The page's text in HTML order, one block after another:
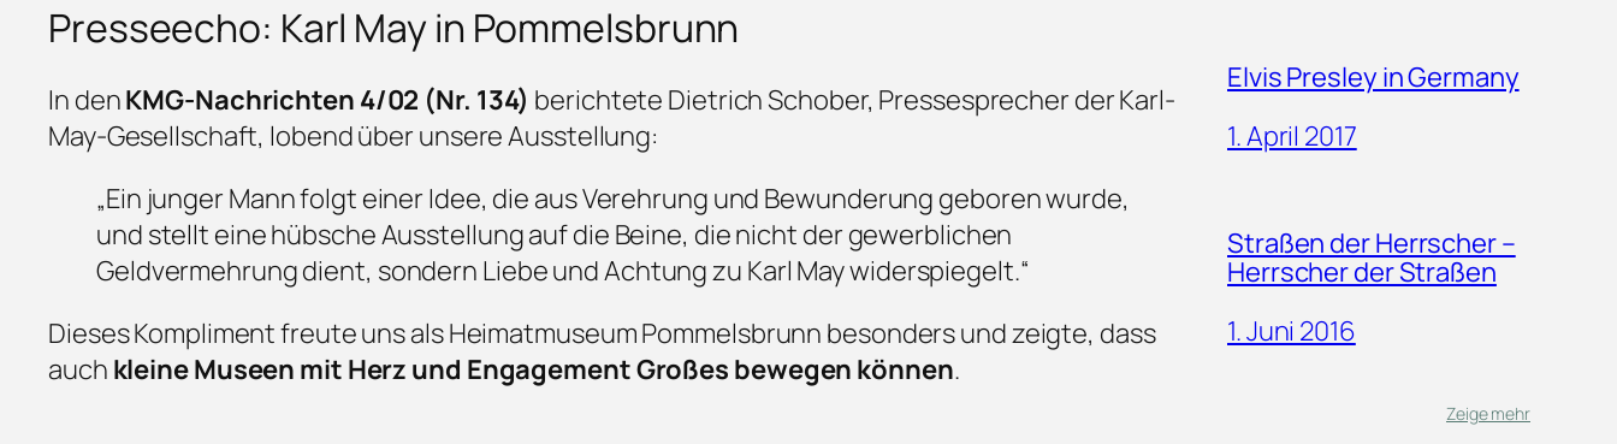
Presseecho: Karl May in Pommelsbrunn
In denKMG-Nachrichten 4/02 (Nr. 134) berichtete Dietrich Schober, Pressesprecher der Karl-
May-Gesellschaft, lobend über unsere Ausstellung:
„Ein junger Mann folgt einer Idee, die aus Verehrung und Bewunderung geboren wurde,
und stellt eine hübsche Ausstellung auf die Beine, die nicht der gewerblichen
Geldvermehrung dient, sondern Liebe und Achtung zu Karl May widerspiegelt.“
Dieses Kompliment freute uns als Heimatmuseum Pommelsbrunn besonders und zeigte, dass
auch kleine Museen mit Herz und Engagement Großes bewegen können.
Elvis Presley in Germany
1. April 2017
Straßen der Herrscher –
Herrscher der Straßen
1. Juni 2016
Zeige mehr